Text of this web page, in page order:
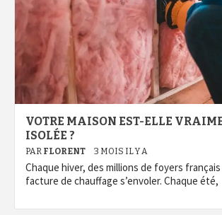
VOTRE MAISON EST-ELLE
ISOLÉE ?
PAR FLORENT 3 MOIS IL Y A
Chaque hiver, des millions de foyers
facture de chauffage s’envoler. Chaque été,